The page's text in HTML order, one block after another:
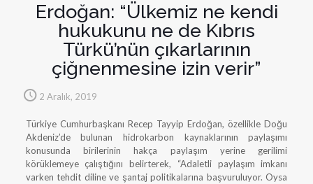
Erdoğan: “Ülkemiz ne kendi
hukukunu ne de Kıbrıs
Türkü’nün çıkarlarının
çiğnenmesine izin verir”
2 Aralık, 2019
Türkiye Cumhurbaşkanı Recep Tayyip Erdoğan, özellikle Doğu
Akdeniz’de bulunan hidrokarbon kaynaklarının paylaşımı
konusunda birilerinin hakça paylaşım yerine gerilimi
körüklemeye çalıştığını belirterek, “Adaletli paylaşım imkanı
varken tehdit diline ve şantaj politikalarına başvuruluyor. Oysa